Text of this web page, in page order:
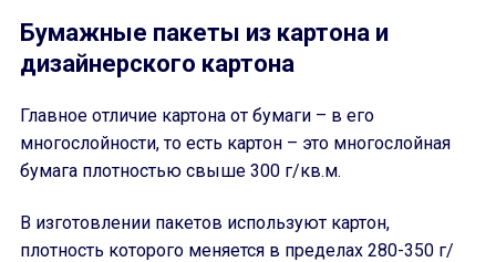
Бумажные пакеты из картона и
дизайнерского картона
Главное отличие картона от бумаги – в его
многослойности, то есть картон – это многослойная
бумага плотностью свыше 300 г/кв.м.
В изготовлении пакетов используют картон,
плотность которого меняется в пределах 280-350 г/